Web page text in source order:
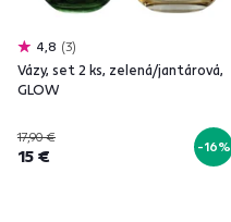
4,8 3
Vázy, set 2 ks, zelená/jantárová,
GLOW
17,90 €
15 € -16%